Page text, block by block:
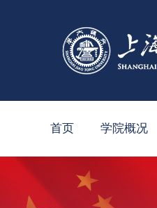
首页 学院概况